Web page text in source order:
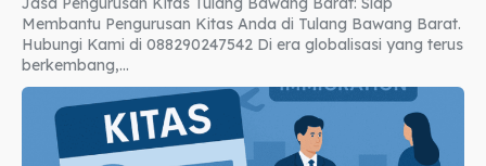
Membantu Pengurusan Kitas Anda di Tulang Bawang Barat.
Hubungi Kami di 088290247542 Di era globalisasi yang terus
berkembang,...